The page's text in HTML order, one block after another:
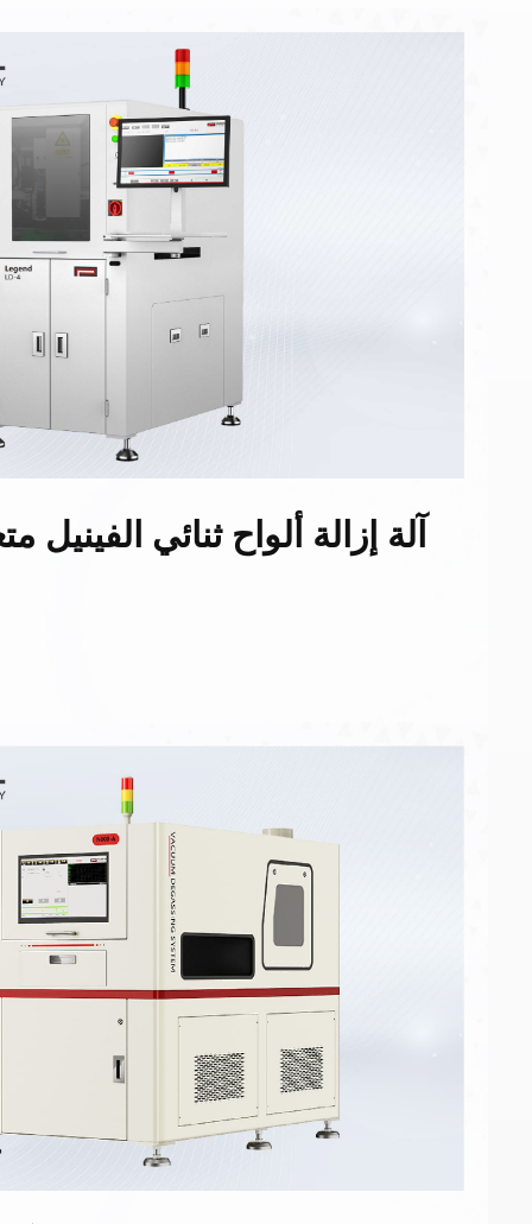
آلة إزالة ألواح ثنائي الفينيل